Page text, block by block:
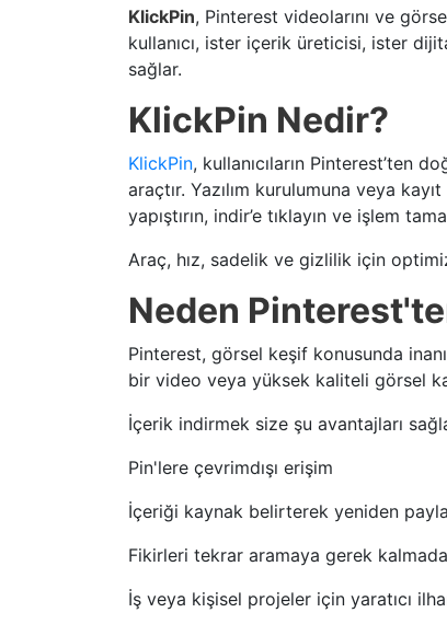
KlickPin, Pinterest videolarını ve
kullanıcı, ister içerik üreticisi, ister
sağlar.
KlickPin Nedir?
KlickPin, kullanıcıların Pinterest’ten
araçtır. Yazılım kurulumuna veya
yapıştırın, indir’e tıklayın ve işlem
Araç, hız, sadelik ve gizlilik için
Neden
Pinterest, görsel keşif konusunda
bir video veya yüksek kaliteli görsel
İçerik indirmek size şu avantajları
Pin'lere çevrimdışı erişim
İçeriği kaynak belirterek yeniden
Fikirleri tekrar aramaya gerek
İş veya kişisel projeler için yaratıcı